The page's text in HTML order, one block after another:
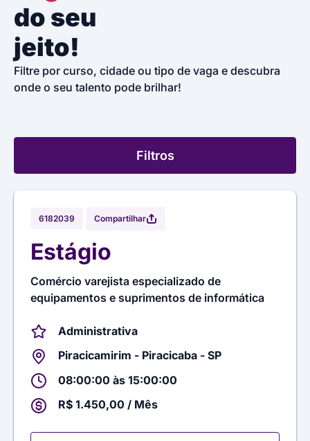
do seu
jeito!
Filtre por curso, cidade ou tipo de vaga e descubra
onde o seu talento pode brilhar!
Filtros
6182039 Compartilhar
Estágio
Comércio varejista especializado de
equipamentos e suprimentos de informática
Administrativa
Piracicamirim - Piracicaba - SP
08:00:00 às 15:00:00
R$ 1.450,00 / Mês